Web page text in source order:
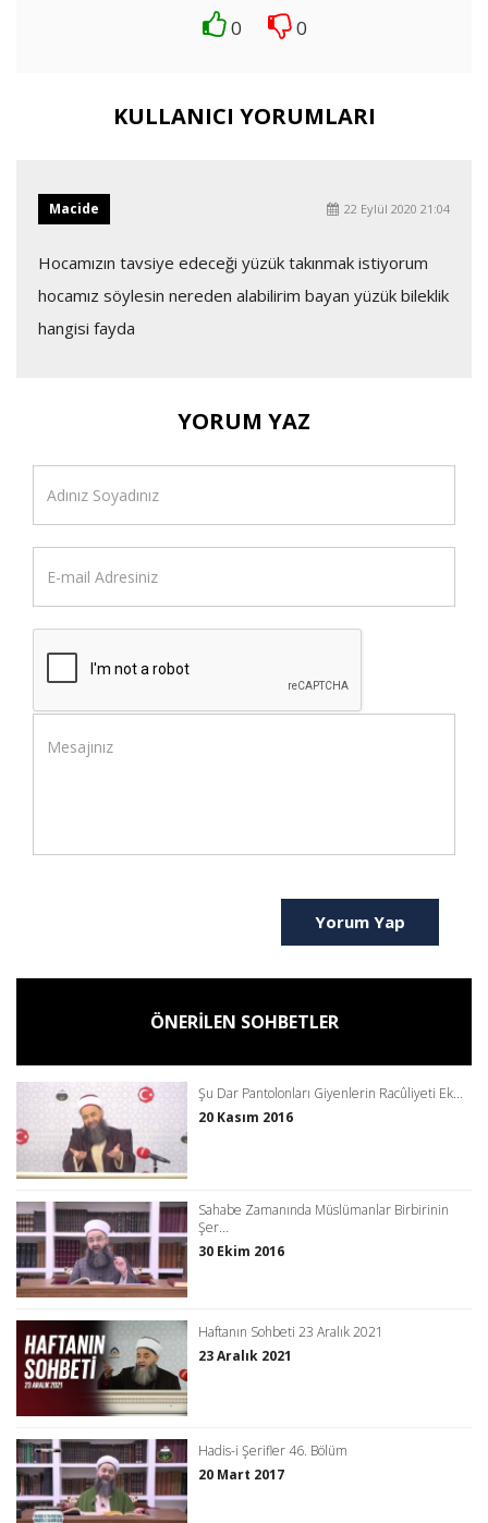
0 0
KULLANICI YORUMLARI
Macide 22 Eylül 2020 21:04
Hocamızın tavsiye edeceği yüzük takınmak istiyorum
hocamız söylesin nereden alabilirim bayan yüzük bileklik
hangisi fayda
YORUM YAZ
Yorum Yap
ÖNERİLEN SOHBETLER
Şu Dar Pantolonları Giyenlerin Racûliyeti Ek...
20 Kasım 2016
Sahabe Zamanında Müslümanlar Birbirinin
Şer...
30 Ekim 2016
Haftanın Sohbeti 23 Aralık 2021
23 Aralık 2021
Hadis-i Şerifler 46. Bölüm
20 Mart 2017